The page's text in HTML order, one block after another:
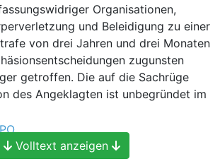
Organisationen,
und Beleidigung zu einer
von drei Jahren und drei Monaten
zugunsten
getroffen. Die auf die Sachrüge
des Angeklagten ist unbegründet im
Volltext anzeigen